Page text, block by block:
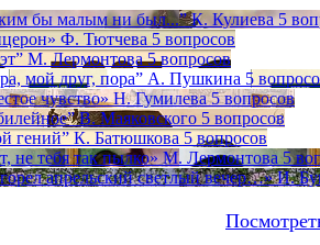
бы малым ни был...” К. Кулиева 5
Ф. Тютчева 5 вопросов
М. Лермонтова 5 вопросов
мой друг, пора” А. Пушкина 5
чувство» Н. Гумилева 5 вопросов
В. Маяковского 5 вопросов
гений” К. Батюшкова 5 вопросов
не тебя так пылко» М. Лермонтова 5
апрельский светлый вечер…» И.